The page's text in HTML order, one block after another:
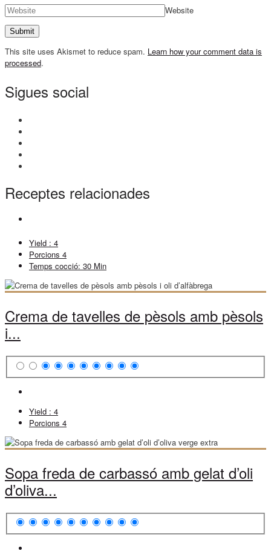
Website
This site uses Akismet to reduce spam. Learn how your comment data is
processed.
Sigues social
Receptes relacionades
Yield : 4
Porcions 4
Temps cocció: 30 Min
Crema de tavelles de pèsols amb pèsols
i...
Yield : 4
Porcions 4
Sopa freda de carbassó amb gelat d’oli
d’oliva...